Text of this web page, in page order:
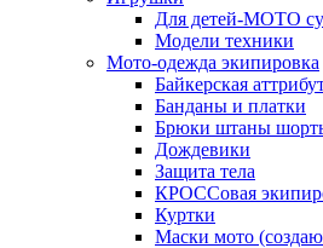
Для детей-МОТО
Модели техники
Мото-одежда экипировка
Байкерская
Банданы и платки
Брюки штаны
Дождевики
Защита тела
КРОССовая
Куртки
Маски мото